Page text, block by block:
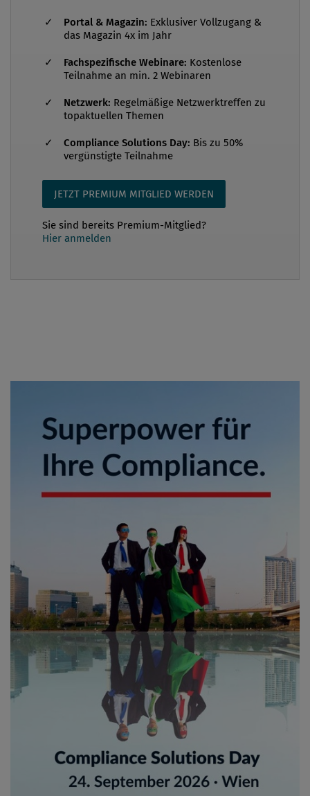
in kleinen und mittelständischen Unternehmen
lediglich auf eine einzelne Person beschränkt. Um
ihre Aufgaben zu bewältigen, kooperieren
Compliance-Verantwortliche häufig nicht nur mit
verschiedenen internen Abteilungen wie der
Internen Revision, dem Personalwe...
Portal & Magazin: Exklusiver Vollzugang &
das Magazin 4x im Jahr
Fachspezifische Webinare: Kostenlose
Teilnahme an min. 2 Webinaren
Netzwerk: Regelmäßige Netzwerktreffen zu
topaktuellen Themen
Compliance Solutions Day: Bis zu 50%
vergünstigte Teilnahme
JETZT PREMIUM MITGLIED WERDEN
Sie sind bereits Premium-Mitglied?
Hier anmelden